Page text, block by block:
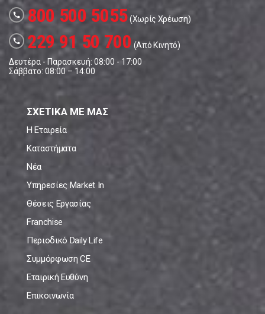
call 800 500 5055(Χωρίς Χρέωση)
call 229 91 50 700 (Από Κινητό)
Δευτέρα - Παρασκευή: 08:00 - 17:00
Σάββατο: 08:00 – 14:00
ΣΧΕΤΙΚΑ ΜΕ ΜΑΣ
Η Εταιρεία
Καταστήματα
Νέα
Υπηρεσίες Market In
Θέσεις Εργασίας
Franchise
Περιοδικό Daily Life
Συμμόρφωση CE
Εταιρική Ευθύνη
Επικοινωνία